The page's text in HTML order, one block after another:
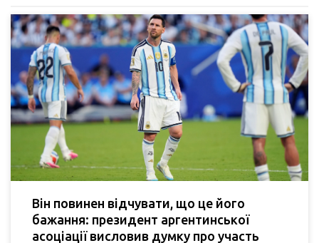
Він повинен відчувати, що це його
бажання: президент аргентинської
асоціації висловив думку про участь